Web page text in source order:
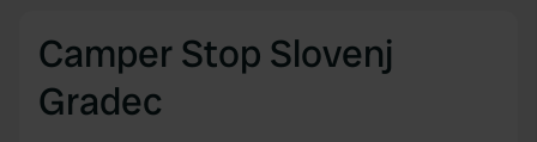
Camper Stop Slovenj
Gradec